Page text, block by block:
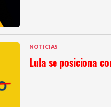
NOTÍCIAS
Lula se posiciona